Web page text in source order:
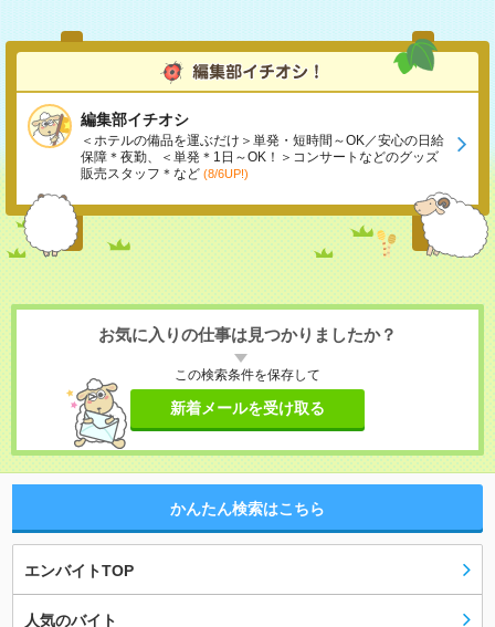
編集部イチオシ
＜ホテルの備品を運ぶだけ＞単発・短時間～OK／安心の日給
保障＊夜勤、＜単発＊1日～OK！＞コンサートなどのグッズ
販売スタッフ＊など (8/6UP!)
お気に入りの仕事は見つかりましたか？
この検索条件を保存して
新着メールを受け取る
かんたん検索はこちら
エンバイトTOP
人気のバイト